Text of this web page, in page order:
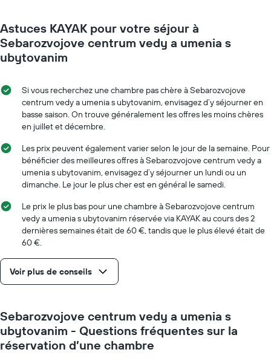
Astuces KAYAK pour votre séjour à
Sebarozvojove centrum vedy a umenia s
ubytovanim
Si vous recherchez une chambre pas chère à Sebarozvojove
centrum vedy a umenia s ubytovanim, envisagez d’y séjourner en
basse saison. On trouve généralement les offres les moins chères
en juillet et décembre.
Les prix peuvent également varier selon le jour de la semaine. Pour
bénéficier des meilleures offres à Sebarozvojove centrum vedy a
umenia s ubytovanim, envisagez d’y séjourner un lundi ou un
dimanche. Le jour le plus cher est en général le samedi.
Le prix le plus bas pour une chambre à Sebarozvojove centrum
vedy a umenia s ubytovanim réservée via KAYAK au cours des 2
dernières semaines était de 60 €, tandis que le plus élevé était de
60 €.
Voir plus de conseils
Sebarozvojove centrum vedy a umenia s
ubytovanim - Questions fréquentes sur la
réservation d’une chambre